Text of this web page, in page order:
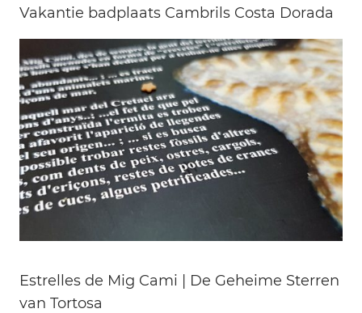
Vakantie badplaats Cambrils Costa Dorada
Estrelles de Mig Cami | De Geheime Sterren
van Tortosa